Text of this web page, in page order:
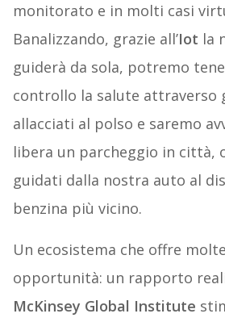
monitorato e in molti casi
Banalizzando, grazie all’Iot la
guiderà da sola, potremo
controllo la salute attraverso
allacciati al polso e saremo
libera un parcheggio in città,
guidati dalla nostra auto al
benzina più vicino.
Un ecosistema che offre
opportunità: un rapporto
McKinsey Global Institute